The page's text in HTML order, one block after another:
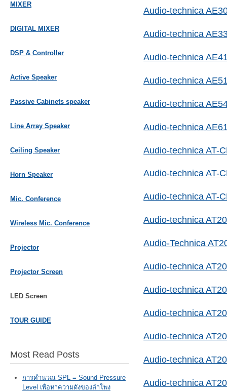
MIXER
DIGITAL MIXER
DSP & Controller
Active Speaker
Passive Cabinets speaker
Line Array Speaker
Ceiling Speaker
Horn Speaker
Mic. Conference
Wireless Mic. Conference
Projector
Projector Screen
LED Screen
TOUR GUIDE
Most Read Posts
การคำนวณ SPL = Sound Pressure
Level เพื่อหาความดังของลำโพง
Audio-technica
Audio-technica
Audio-technica
Audio-technica
Audio-technica
Audio-technica
Audio-technica AT-
Audio-technica AT-
Audio-technica AT-
Audio-technica
Audio-Technica
Audio-technica
Audio-technica
Audio-technica
Audio-technica
Audio-technica
Audio-technica